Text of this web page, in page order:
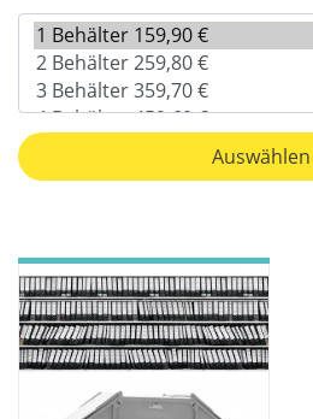
Auswählen